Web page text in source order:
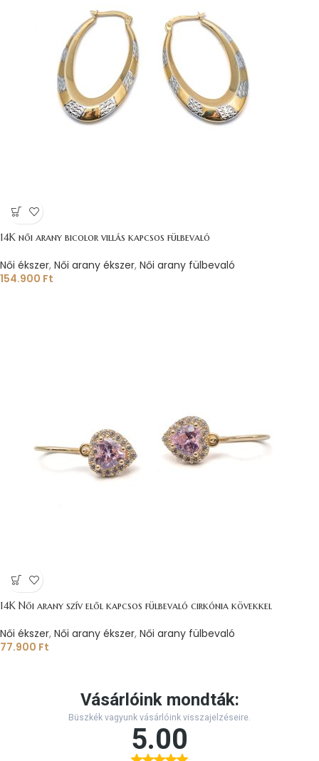
14K női arany bicolor villás kapcsos fülbevaló
Női ékszer, Női arany ékszer, Női arany fülbevaló
154.900 Ft
14K Női arany szív elől kapcsos fülbevaló cirkónia kövekkel
Női ékszer, Női arany ékszer, Női arany fülbevaló
77.900 Ft